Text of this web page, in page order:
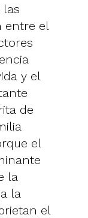
las
entre el
y el
de
el
la
la
el